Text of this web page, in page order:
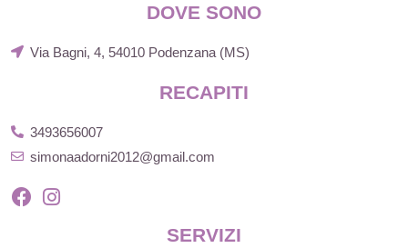
DOVE SONO
Via Bagni, 4, 54010 Podenzana (MS)
RECAPITI
3493656007
simonaadorni2012@gmail.com
SERVIZI